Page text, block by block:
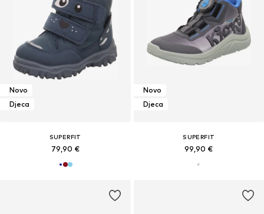
Novo
Djeca
SUPERFIT
79,90 €
Novo
Djeca
SUPERFIT
99,90 €